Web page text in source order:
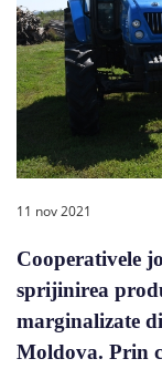
11 nov 2021
Cooperativele
sprijinirea
marginalizate
Moldova. Prin